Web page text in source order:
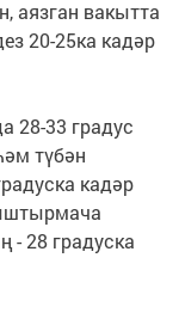
аязган вакытта
20-25ка кадәр
28-33 градус
түбән
кадәр
- 28 градуска